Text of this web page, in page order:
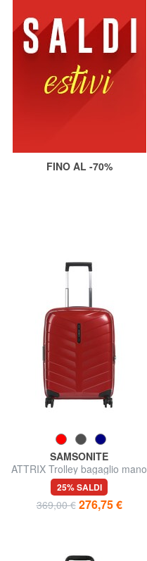
FINO AL -70%
SAMSONITE
ATTRIX Trolley bagaglio mano
espandibile
25% SALDI
369,00 € 276,75 €